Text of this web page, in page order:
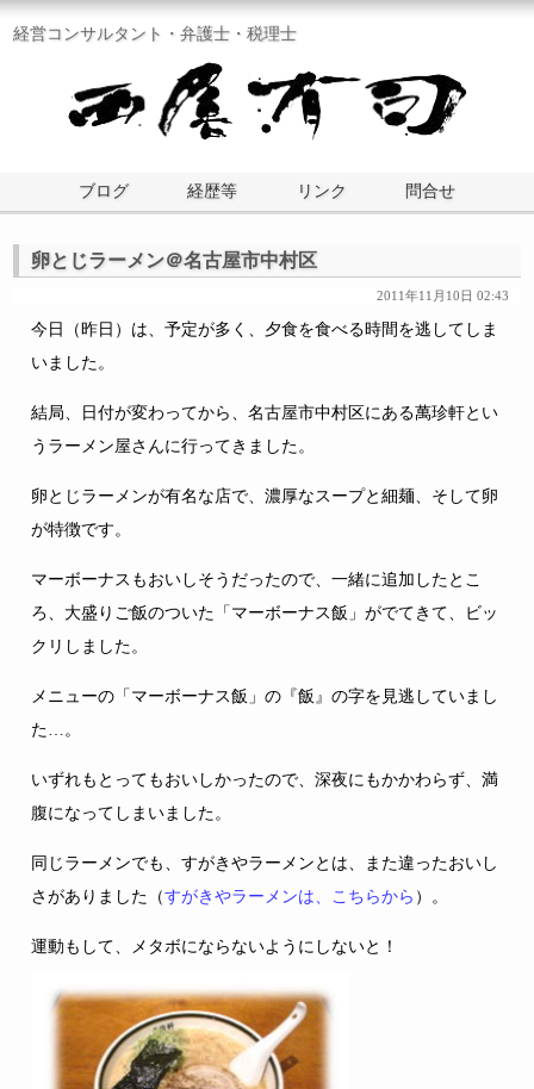
経営コンサルタント・弁護士・税理士
ブログ 経歴等 リンク 問合せ
卵とじラーメン＠名古屋市中村区
2011年11月10日 02:43
今日（昨日）は、予定が多く、夕食を食べる時間を逃してしま
いました。
結局、日付が変わってから、名古屋市中村区にある萬珍軒とい
うラーメン屋さんに行ってきました。
卵とじラーメンが有名な店で、濃厚なスープと細麺、そして卵
が特徴です。
マーボーナスもおいしそうだったので、一緒に追加したとこ
ろ、大盛りご飯のついた「マーボーナス飯」がでてきて、ビッ
クリしました。
メニューの「マーボーナス飯」の『飯』の字を見逃していまし
た…。
いずれもとってもおいしかったので、深夜にもかかわらず、満
腹になってしまいました。
同じラーメンでも、すがきやラーメンとは、また違ったおいし
さがありました（すがきやラーメンは、こちらから ）。
運動もして、メタボにならないようにしないと！